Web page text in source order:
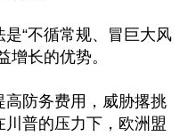
“不循常规、冒巨大风
增长的优势。
高防务费用，威胁撂挑
普的压力下，欧洲盟